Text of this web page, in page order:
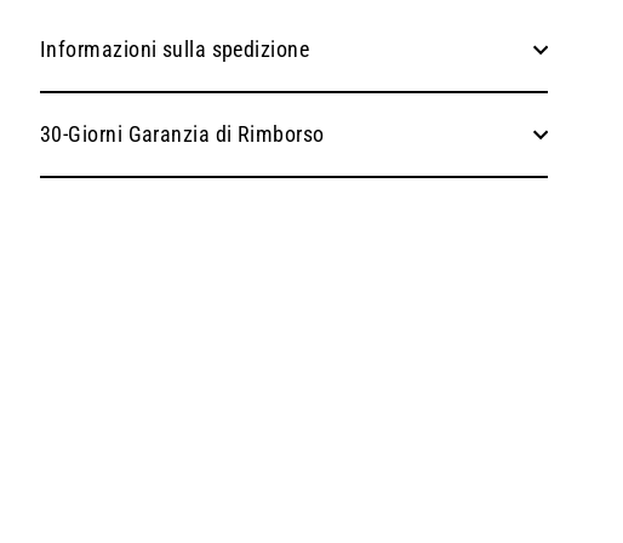
Informazioni sulla spedizione
30-Giorni Garanzia di Rimborso